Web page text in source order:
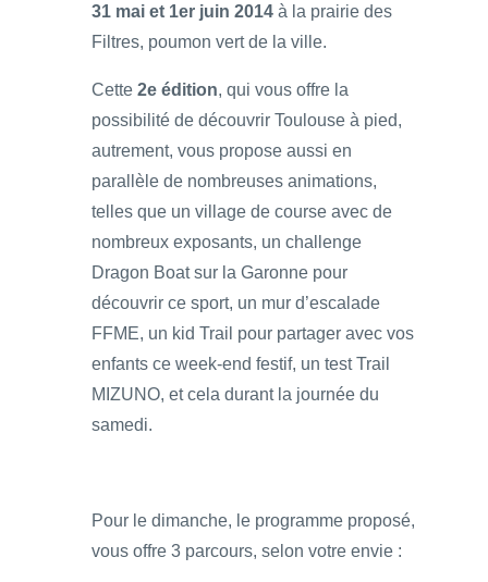
31 mai et 1er juin 2014 à la prairie des
Filtres, poumon vert de la ville.
Cette 2e édition, qui vous offre la
possibilité de découvrir Toulouse à pied,
autrement, vous propose aussi en
parallèle de nombreuses animations,
telles que un village de course avec de
nombreux exposants, un challenge
Dragon Boat sur la Garonne pour
découvrir ce sport, un mur d’escalade
FFME, un kid Trail pour partager avec vos
enfants ce week-end festif, un test Trail
MIZUNO, et cela durant la journée du
samedi.
Pour le dimanche, le programme proposé,
vous offre 3 parcours, selon votre envie :